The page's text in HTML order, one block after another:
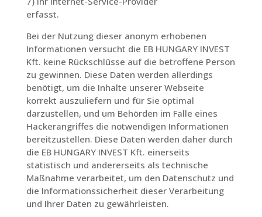
erfasst.
Bei der Nutzung dieser anonym erhobenen
Informationen versucht die EB HUNGARY INVEST
Kft. keine Rückschlüsse auf die betroffene Person
zu gewinnen. Diese Daten werden allerdings
benötigt, um die Inhalte unserer Webseite
korrekt auszuliefern und für Sie optimal
darzustellen, und um Behörden im Falle eines
Hackerangriffes die notwendigen Informationen
bereitzustellen. Diese Daten werden daher durch
die EB HUNGARY INVEST Kft. einerseits
statistisch und andererseits als technische
Maßnahme verarbeitet, um den Datenschutz und
die Informationssicherheit dieser Verarbeitung
und Ihrer Daten zu gewährleisten.